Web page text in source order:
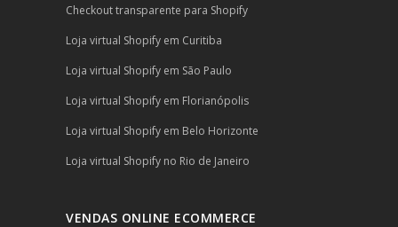
Checkout transparente para Shopify
Loja virtual Shopify em Curitiba
Loja virtual Shopify em São Paulo
Loja virtual Shopify em Florianópolis
Loja virtual Shopify em Belo Horizonte
Loja virtual Shopify no Rio de Janeiro
VENDAS ONLINE ECOMMERCE